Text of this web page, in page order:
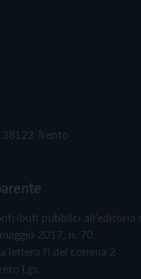
Trento
pubblici all'editoria
2017, n. 70.
lettera f) del comma 2
Lgs.